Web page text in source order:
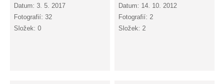
Datum:3. 5. 2017
Fotografií:32
Složek:0
Datum: 14. 10. 2012
Fotografií: 2
Složek: 2